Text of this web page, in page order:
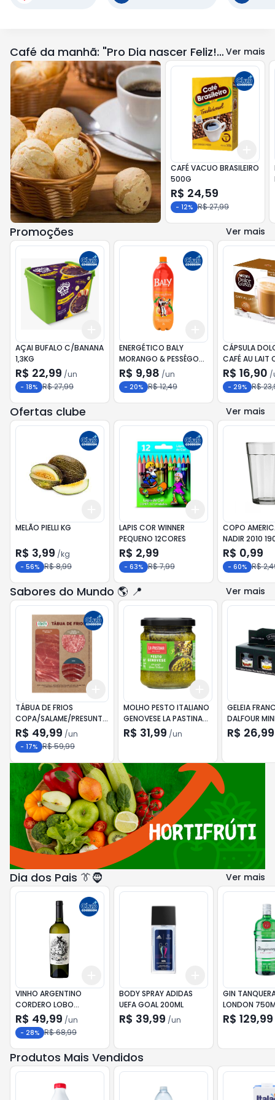
Café da manhã: "Pro Dia nascer Feliz!" ☕️ ☀️ Ver mais
Add
CAFÉ VACUO BRASILEIRO
500G
R$ 24,59
- 12% R$ 27,99
Promoções Ver mais
AÇAI BUFALO C/BANANA
1,3KG
R$ 22,99 /un
- 18% R$ 27,99
ENERGÉTICO BALY
MORANGO & PESSÊGO
2L
R$ 9,98 /un
- 20% R$ 12,49
CÁPSULA
CAFÉ AU LAIT COM 10
CAP.
R$ 16,90 /
- 29% R$
Ofertas clube Ver mais
+13.5kg
MELÃO PIELLI KG
R$ 3,99 /kg
- 56% R$ 8,99
Add
LAPIS COR WINNER
PEQUENO 12CORES
R$ 2,99
- 63% R$ 7,99
COPO
NADIR 2010
R$ 0,99
- 60% R$
Sabores do Mundo 🌎 📍 Ver mais
+10
Add
TÁBUA DE FRIOS
COPA/SALAME/PRESUNTO
CERATTI 150G
R$ 49,99 /un
- 17% R$ 59,99
Add
MOLHO PESTO ITALIANO
GENOVESE LA PASTINA
180GR
R$ 31,99 /un
GELEIA
DALFOUR
R$ 26,99
Dia dos Pais 👔🧔 Ver mais
10
VINHO ARGENTINO
CORDERO LOBO
TORRONTES 750ML
R$ 49,99 /un
- 28% R$ 68,99
10
BODY SPRAY ADIDAS
UEFA GOAL 200ML
R$ 39,99 /un
GIN
LONDON
R$ 129,99
Produtos Mais Vendidos